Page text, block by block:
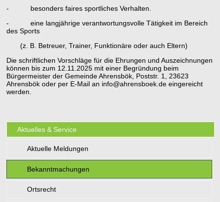
- besonders faires sportliches Verhalten.
- eine langjährige verantwortungsvolle Tätigkeit im Bereich
des Sports
(z. B. Betreuer, Trainer, Funktionäre oder auch Eltern)
Die schriftlichen Vorschläge für die Ehrungen und Auszeichnungen
können bis zum 12.11.2025 mit einer Begründung beim
Bürgermeister der Gemeinde Ahrensbök, Poststr. 1, 23623
Ahrensbök oder per E-Mail an info@ahrensboek.de eingereicht
werden.
Aktuelles & Service
Aktuelle Meldungen
Bekanntmachungen
Ortsrecht